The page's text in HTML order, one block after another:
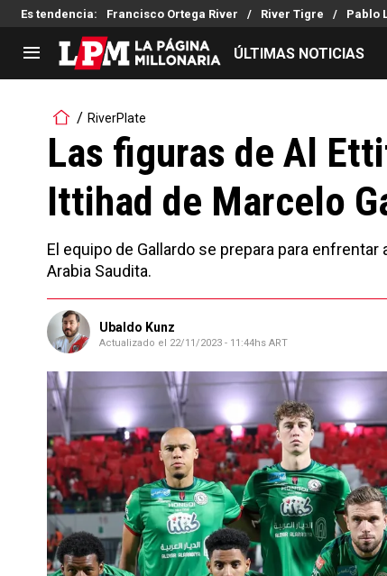
Es tendencia: Francisco Ortega River River Tigre Pablo
LIGA PROFESIONAL
Noticias
Tabla de posiciones
Fixture
Reserva
Copa Sudamericana
Copa Argentina
Selección Argentina
ÚLTIMAS NOTICIAS
RiverPlate
Las figuras de Al
Ittihad de Marcelo
El equipo de Gallardo se prepara para
Arabia Saudita.
Ubaldo Kunz
Actualizado el 22/11/2023 - 11:44hs ART